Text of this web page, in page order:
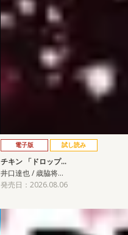
電子版 試し読み
チキン 「ドロップ…
井口達也 / 歳脇将…
発売日：2026.08.06